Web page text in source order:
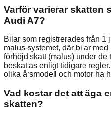
Varför varierar skatten
Audi A7?
Bilar som registrerades från 1
malus-systemet, där bilar
förhöjd skatt (malus) under de
beskattas enligt tidigare
olika årsmodell och motor ha
Vad kostar det att äga
skatten?